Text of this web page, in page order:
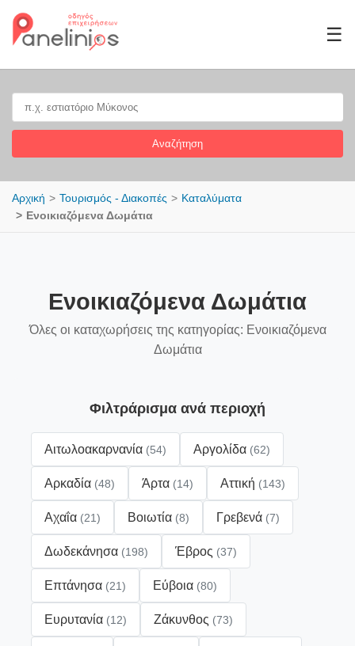
☰
Αναζήτηση
Αρχική Τουρισμός - Διακοπές
Καταλύματα
Ενοικιαζόμενα Δωμάτια
Ενοικιαζόμενα Δωμάτια
Όλες οι καταχωρήσεις της κατηγορίας: Ενοικιαζόμενα
Δωμάτια
Φιλτράρισμα ανά περιοχή
Αιτωλοακαρνανία (54) Αργολίδα (62)
Αρκαδία (48) Άρτα (14) Αττική (143)
Αχαΐα (21) Βοιωτία (8) Γρεβενά (7)
Δωδεκάνησα (198) Έβρος (37)
Επτάνησα (21) Εύβοια (80)
Ευρυτανία (12) Ζάκυνθος (73)